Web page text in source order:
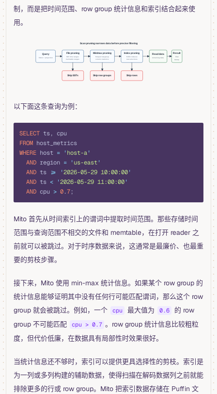
制，而是把时间范围、row group 统计信息和索引结合起来使
用。
以下面这条查询为例：
SELECT ts, cpu
FROM host_metrics
WHERE host = 'host-a'
  AND
region = 'us-east'
  AND
ts >= '2026-05-29 10:00:00'
  AND
ts < '2026-05-29 11:00:00'
  AND
cpu > 0.7;
Mito 首先从时间索引上的谓词中提取时间范围。那些存储时间
范围与查询范围不相交的文件和 memtable，在打开 reader 之
前就可以被跳过。对于时序数据来说，这通常是最廉价、也最重
要的剪枝步骤。
接下来，Mito 使用 min-max 统计信息。如果某个 row group 的
统计信息能够证明其中没有任何行可能匹配谓词，那么这个 row
group 就会被跳过。例如，一个
cpu 最大值为 0.6
的 row
group 不可能匹配
cpu > 0.7 。row group 统计信息比较粗粒
度，但代价低廉，在数据具有局部性时效果很好。
当统计信息还不够时，索引可以提供更具选择性的剪枝。索引是
为一列或多列构建的辅助数据，使得扫描在解码数据列之前就能
排除更多的行或 row group。Mito 把索引数据存储在 Puffin 文